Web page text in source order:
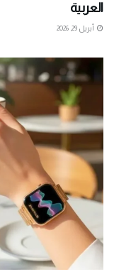
العربية
أبريل 29, 2026